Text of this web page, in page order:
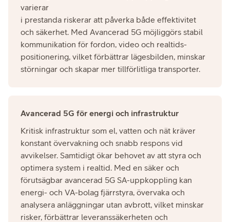
varierar ​
i prestanda riskerar att påverka både effektivitet
och säkerhet. Med Avancerad 5G möjliggörs stabil
kommunikation för fordon, video och realtids-
positionering, vilket förbättrar lägesbilden, minskar
störningar och skapar mer tillförlitliga transporter.​
Avancerad 5G för energi och infrastruktur​
Kritisk infrastruktur som el, vatten och nät kräver
konstant övervakning och snabb respons vid
avvikelser. Samtidigt ökar behovet av att styra och
optimera system i realtid. Med en säker och
förutsägbar avancerad 5G SA-uppkoppling kan
energi- och VA-bolag fjärrstyra, övervaka och
analysera anläggningar utan avbrott, vilket minskar
risker, förbättrar leveranssäkerheten och